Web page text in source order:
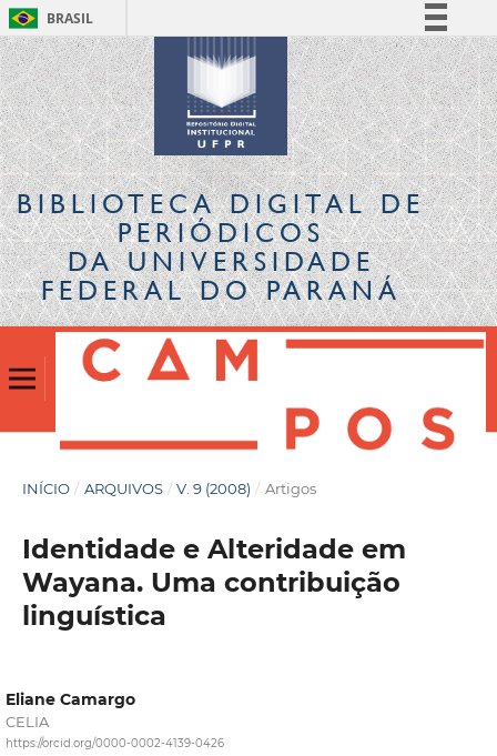
BRASIL
Simplifique!
Comunica BR
Participe
Acesso à informação
Legislação
Canais
BIBLIOTECA DIGITALDE
PERIÓDICOS
DA UNIVERSIDADE
FEDERAL DO PARANÁ
INÍCIO / ARQUIVOS / V. 9 (2008) / Artigos
Identidade e Alteridade em
Wayana. Uma contribuição
linguística
Eliane Camargo
CELIA
https://orcid.org/0000-0002-4139-0426